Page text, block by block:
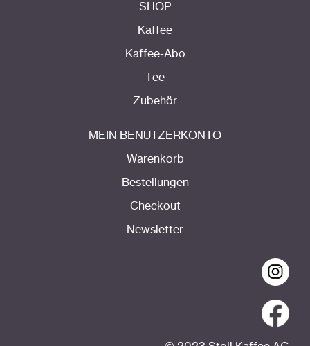
SHOP
Kaffee
Kaffee-Abo
Tee
Zubehör
MEIN BENUTZERKONTO
Warenkorb
Bestellungen
Checkout
Newsletter